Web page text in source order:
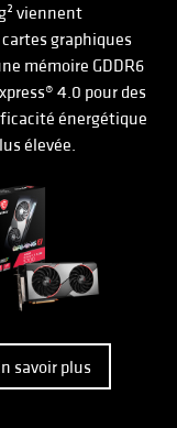
viennent
graphiques
mémoire GDDR6
4.0 pour des
énergétique
élevée.
savoir plus